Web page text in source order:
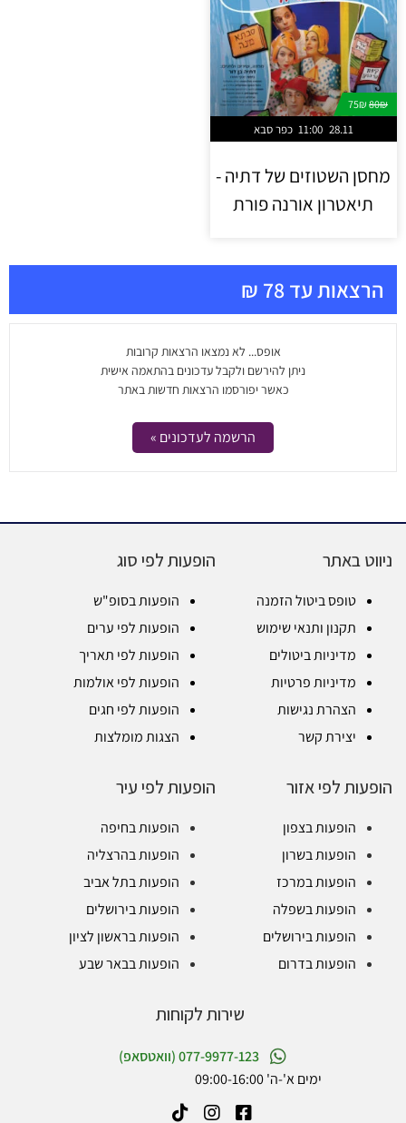
80₪
כפר סבא 11:00 28.11
מחסן השטוזים של דתיה -
תיאטרון אורנה פורת
הרצאות עד 78 ₪
אופס... לא נמצאו הרצאות קרובות
ניתן להירשם ולקבל עדכונים בהתאמה אישית
כאשר יפורסמו הרצאות חדשות באתר
הרשמה לעדכונים »
ניווט באתר
טופס ביטול הזמנה
תקנון ותנאי שימוש
מדיניות ביטולים
מדיניות פרטיות
הצהרת נגישות
יצירת קשר
הופעות לפי סוג
הופעות בסופ"ש
הופעות לפי ערים
הופעות לפי תאריך
הופעות לפי אולמות
הופעות לפי חגים
הצגות מומלצות
הופעות לפי אזור
הופעות בצפון
הופעות בשרון
הופעות במרכז
הופעות בשפלה
הופעות בירושלים
הופעות בדרום
הופעות לפי עיר
הופעות בחיפה
הופעות בהרצליה
הופעות בתל אביב
הופעות בירושלים
הופעות בראשון לציון
הופעות בבאר שבע
שירות לקוחות
077-9977-123 (וואטסאפ)
ימים א'-ה' 09:00-16:00